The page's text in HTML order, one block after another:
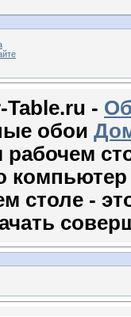
Table.ru -
обои
столе -